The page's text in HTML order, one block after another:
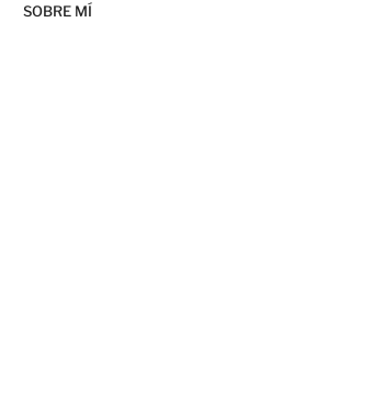
SOBRE MÍ